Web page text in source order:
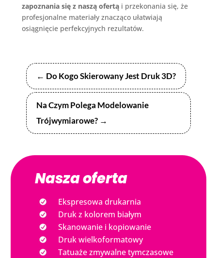
zapoznania się z naszą ofertąi przekonania się, że
profesjonalne materiały znacząco ułatwiają
osiągnięcie perfekcyjnych rezultatów.
← Do Kogo Skierowany Jest Druk 3D?
Na Czym Polega Modelowanie
Trójwymiarowe?→
Nasza oferta
Ekspresowa drukarnia
Druk z kolorem białym
Skanowanie i kopiowanie
Druk wielkoformatowy
Tatuaże zmywalne tymczasowe